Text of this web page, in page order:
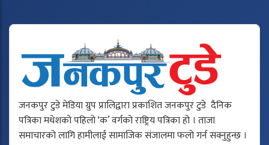
जनकपुर टुडे मेडिया ग्रुप प्रालिद्वारा प्रकाशित जनकपुर टुडे दैनिक
पत्रिका मधेशको पहिलो ‘क’ वर्गको राष्ट्रिय पत्रिका हो । ताजा
समाचारको लागि हामीलाई सामाजिक संजालमा फलो गर्न सक्नुहुन्छ ।